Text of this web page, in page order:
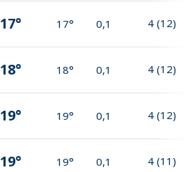
17° 17° 0,1 4 (12)
18° 18° 0,1 4 (12)
19° 19° 0,1 4 (12)
19° 19° 0,1 4 (11)